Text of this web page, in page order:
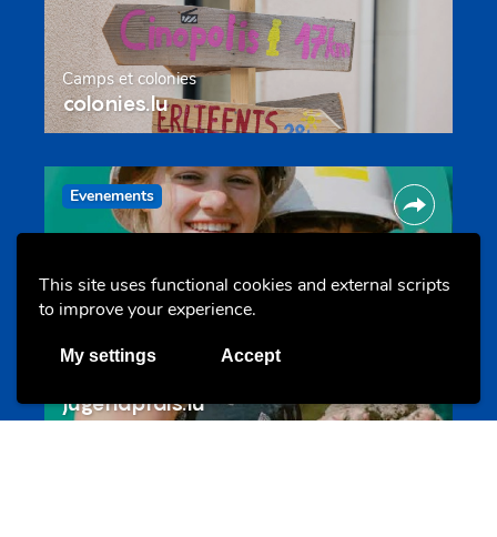
This site uses functional cookies and external scripts
to improve your experience.
My settings Accept
Camps et colonies
colonies.lu
Evenements
jugendprais.lu